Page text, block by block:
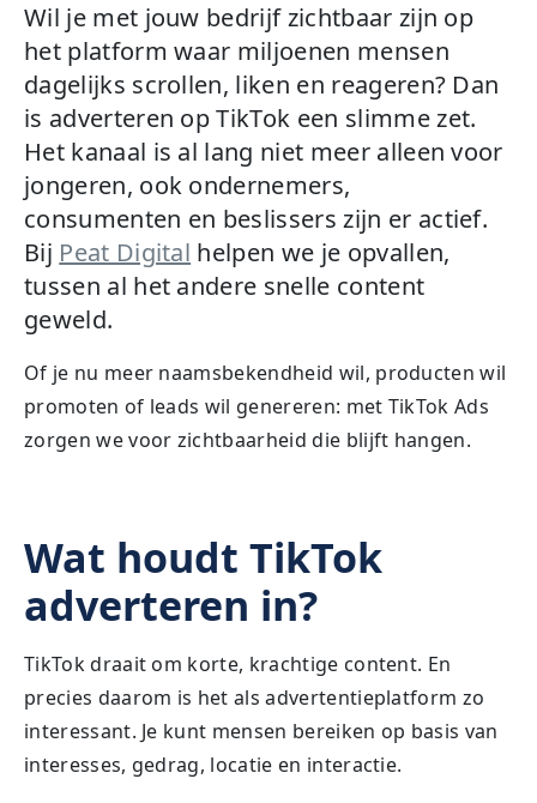
Wil je met jouw bedrijf zichtbaar zijn op
het platform waar miljoenen mensen
dagelijks scrollen, liken en reageren? Dan
is adverteren op TikTok een slimme zet.
Het kanaal is al lang niet meer alleen voor
jongeren, ook ondernemers,
consumenten en beslissers zijn er actief.
Bij Peat Digital helpen we je opvallen,
tussen al het andere snelle content
geweld.
Of je nu meer naamsbekendheid wil, producten wil
promoten of leads wil genereren: met TikTok Ads
zorgen we voor zichtbaarheid die blijft hangen.
Wat houdt TikTok
adverteren in?
TikTok draait om korte, krachtige content. En
precies daarom is het als advertentieplatform zo
interessant. Je kunt mensen bereiken op basis van
interesses, gedrag, locatie en interactie.